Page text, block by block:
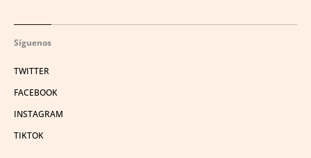
Síguenos
TWITTER
FACEBOOK
INSTAGRAM
TIKTOK